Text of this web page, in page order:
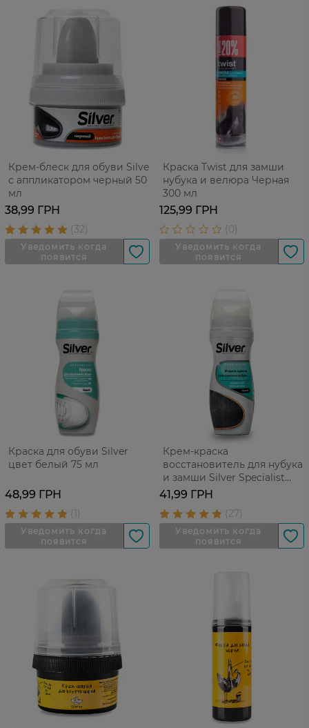
Крем-блеск для обуви Silver
с аппликатором черный 50
мл
38,99 ГРН
Краска Twist для замши
нубука и велюра Черная
300 мл
125,99 ГРН
Краска для обуви Silver
цвет белый 75 мл
48,99 ГРН
Крем-краска
восстановитель для нубука
и замши Silver Specialist
черная жидкая 75 мл
41,99 ГРН